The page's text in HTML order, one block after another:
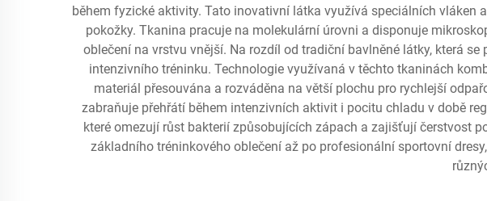
během fyzické aktivity. Tato inovativní látka využívá speciálních vláken
pokožky. Tkanina pracuje na molekulární úrovni a disponuje
oblečení na vrstvu vnější. Na rozdíl od tradiční bavlněné látky, která
intenzivního tréninku. Technologie využívaná v těchto tkaninách
materiál přesouvána a rozváděna na větší plochu pro rychlejší
zabraňuje přehřátí během intenzivních aktivit i pocitu chladu v době
které omezují růst bakterií způsobujících zápach a zajišťují čerstvost
základního tréninkového oblečení až po profesionální sportovní